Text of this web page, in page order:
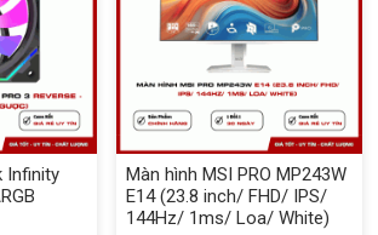
Infinity
Màn hình MSI PRO MP243W
E14 (23.8 inch/ FHD/ IPS/
144Hz/ 1ms/ Loa/ White)